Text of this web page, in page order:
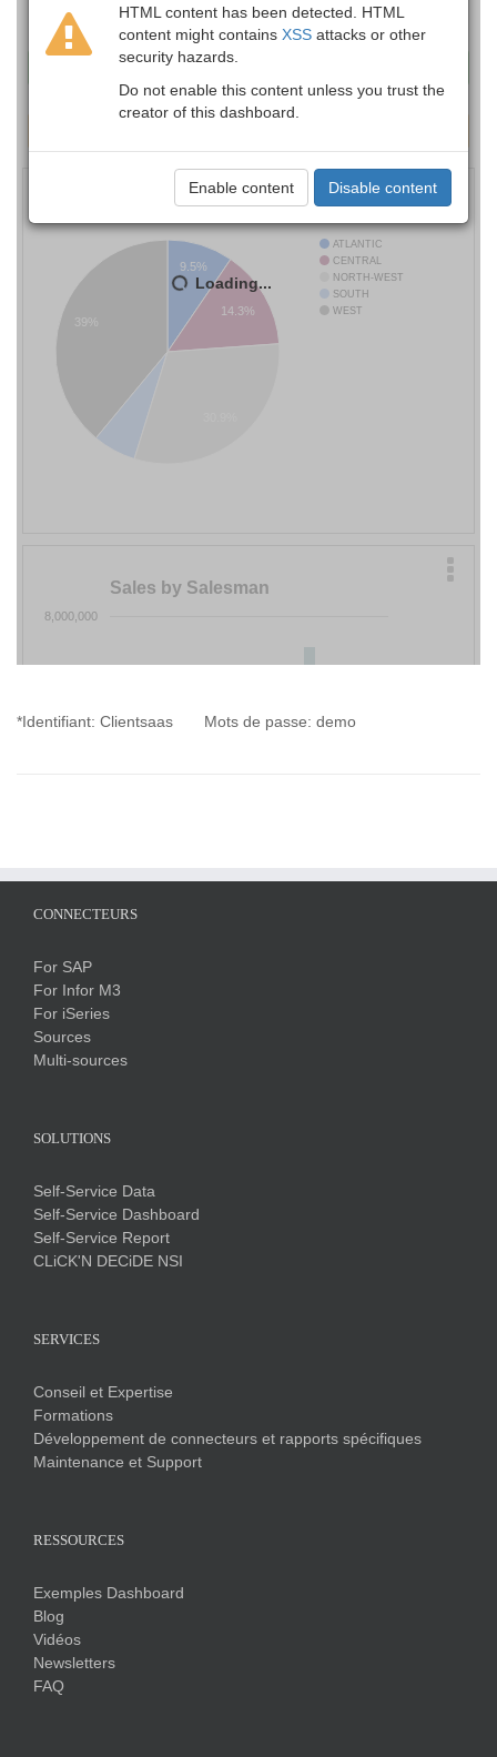
*Identifiant: Clientsaas Mots de passe: demo
CONNECTEURS
For SAP
For Infor M3
For iSeries
Sources
Multi-sources
SOLUTIONS
Self-Service Data
Self-Service Dashboard
Self-Service Report
CLiCK'N DECiDE NSI
SERVICES
Conseil et Expertise
Formations
Développement de connecteurs et rapports spécifiques
Maintenance et Support
RESSOURCES
Exemples Dashboard
Blog
Vidéos
Newsletters
FAQ